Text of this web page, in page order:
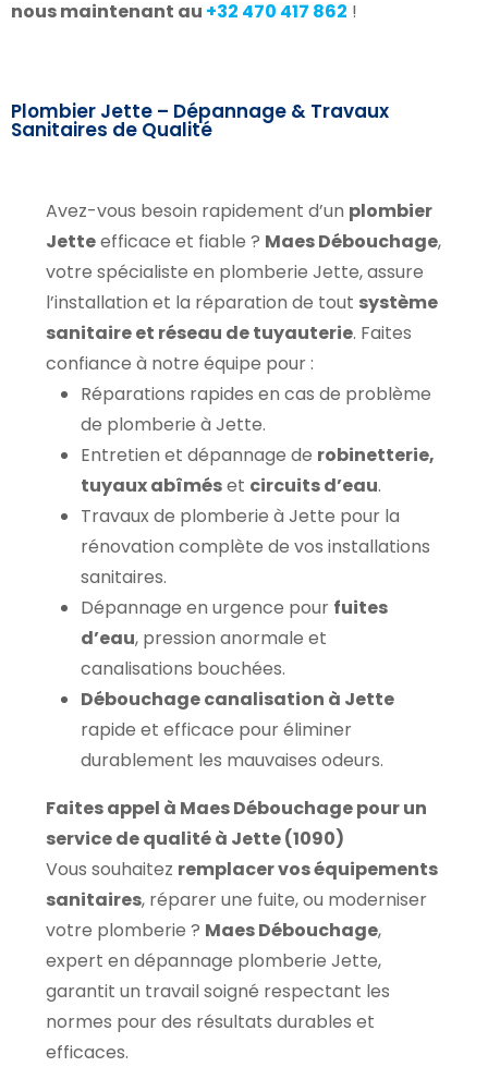
nous maintenant au +32 470 417 862 !
Plombier Jette – Dépannage & Travaux
Sanitaires de Qualité
Avez-vous besoin rapidement d’un plombier
Jetteefficace et fiable ? Maes Débouchage,
votre spécialiste en plomberie Jette, assure
l’installation et la réparation de tout système
sanitaire et réseau de tuyauterie. Faites
confiance à notre équipe pour :
Réparations rapides en cas de problème
de plomberie à Jette.
Entretien et dépannage de robinetterie,
tuyaux abîméset circuits d’eau.
Travaux de plomberie à Jette pour la
rénovation complète de vos installations
sanitaires.
Dépannage en urgence pour fuites
d’eau, pression anormale et
canalisations bouchées.
Débouchage canalisation à Jette
rapide et efficace pour éliminer
durablement les mauvaises odeurs.
Faites appel à Maes Débouchage pour un
service de qualité à Jette (1090)
Vous souhaitez remplacer vos équipements
sanitaires, réparer une fuite, ou moderniser
votre plomberie ? Maes Débouchage,
expert en dépannage plomberie Jette,
garantit un travail soigné respectant les
normes pour des résultats durables et
efficaces.